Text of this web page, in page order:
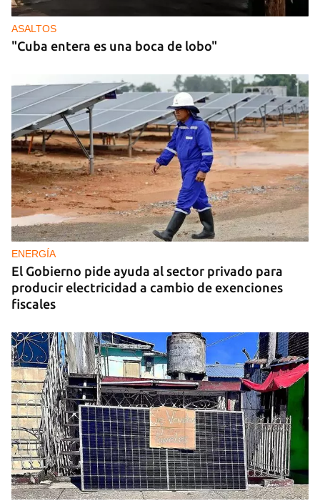
ASALTOS
"Cuba entera es una boca de lobo"
ENERGÍA
El Gobierno pide ayuda al sector privado para
producir electricidad a cambio de exenciones
fiscales